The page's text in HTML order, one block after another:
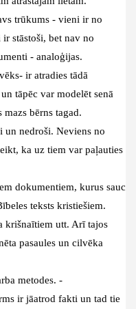
trūkums - vieni ir no
stāstoši, bet nav no
- analoģijas.
ir atradies tādā
tāpēc var modelēt senā
bērns tagad.
nedroši. Neviens no
ka uz tiem var paļauties
dokumentiem, kurus sauc
teksts kristiešiem.
krišnaītiem utt. Arī tajos
pasaules un cilvēka
metodes. -
ir jāatrod fakti un tad tie